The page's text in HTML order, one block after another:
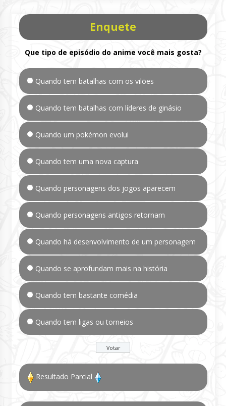
Enquete
Que tipo de episódio do anime você mais gosta?
Quando tem batalhas com os vilões
Quando tem batalhas com líderes de ginásio
Quando um pokémon evolui
Quando tem uma nova captura
Quando personagens dos jogos aparecem
Quando personagens antigos retornam
Quando há desenvolvimento de um personagem
Quando se aprofundam mais na história
Quando tem bastante comédia
Quando tem ligas ou torneios
Resultado Parcial